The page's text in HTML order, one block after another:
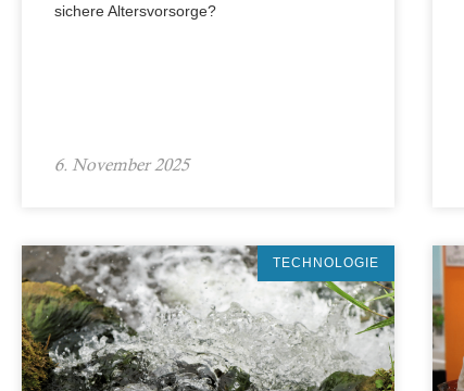
sichere Altersvorsorge?
6. November 2025
TECHNOLOGIE